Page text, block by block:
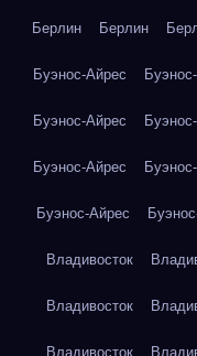
Берлин Берлин
Буэнос-Айрес
Буэнос-Айрес
Буэнос-Айрес
Буэнос-Айрес
Владивосток
Владивосток
Владивосток